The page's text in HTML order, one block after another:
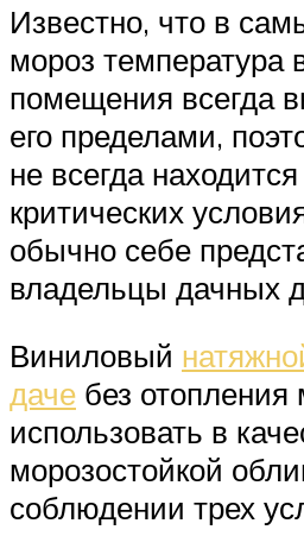
Известно, что в
мороз температура
помещения всегда
его пределами,
не всегда
критических
обычно себе
владельцы дачных
Виниловый
даче без
использовать в
морозостойкой
соблюдении трех